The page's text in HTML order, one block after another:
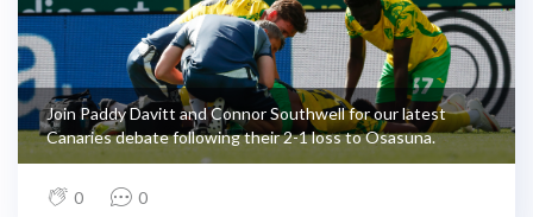
Join Paddy Davitt and Connor Southwell for our latest
Canaries debate following their 2-1 loss to Osasuna.
0 0